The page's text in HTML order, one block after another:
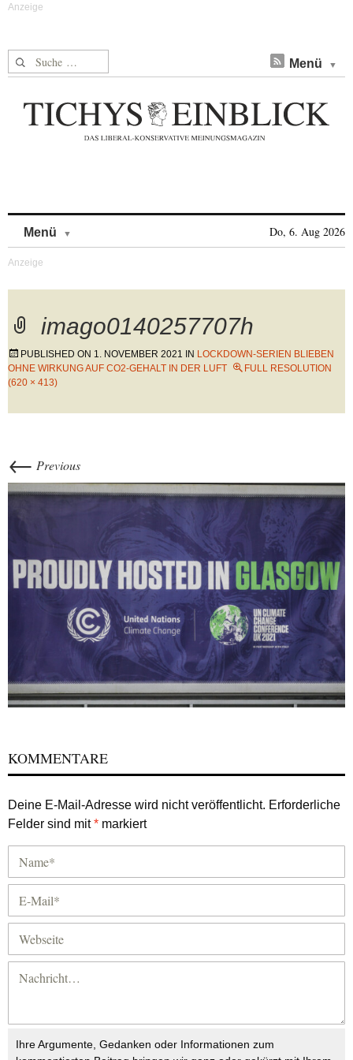
Suche nach: Menü
Menü Do, 6. Aug 2026
imago0140257707h
PUBLISHED ON 1. NOVEMBER 2021 IN LOCKDOWN-SERIEN BLIEBEN
OHNE WIRKUNG AUF CO2-GEHALT IN DER LUFT
FULL RESOLUTION
(620 × 413)
← Previous
KOMMENTARE
Deine E-Mail-Adresse wird nicht veröffentlicht. Erforderliche
Felder sind mit* markiert
Ihre Argumente, Gedanken oder Informationen zum